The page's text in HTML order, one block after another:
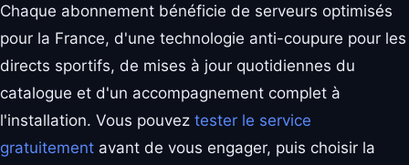
Chaque abonnement bénéficie de serveurs optimisés
pour la France, d'une technologie anti-coupure pour les
directs sportifs, de mises à jour quotidiennes du
catalogue et d'un accompagnement complet à
l'installation. Vous pouvez tester le service
gratuitement avant de vous engager, puis choisir la